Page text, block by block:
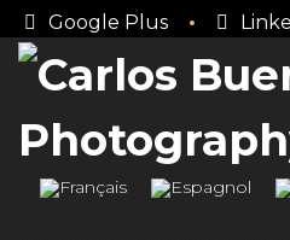
Google Plus